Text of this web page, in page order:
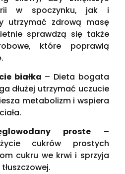
w spoczynku, jak i
utrzymać zdrową masę
sprawdzą się także
które poprawią
białka – Dieta bogata
dłużej utrzymać uczucie
metabolizm i wspiera
proste–
cukrów prostych
cukru we krwi i sprzyja